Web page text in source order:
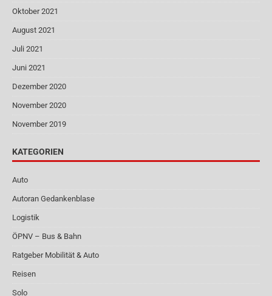
Oktober 2021
August 2021
Juli 2021
Juni 2021
Dezember 2020
November 2020
November 2019
KATEGORIEN
Auto
Autoran Gedankenblase
Logistik
ÖPNV – Bus & Bahn
Ratgeber Mobilität & Auto
Reisen
Solo